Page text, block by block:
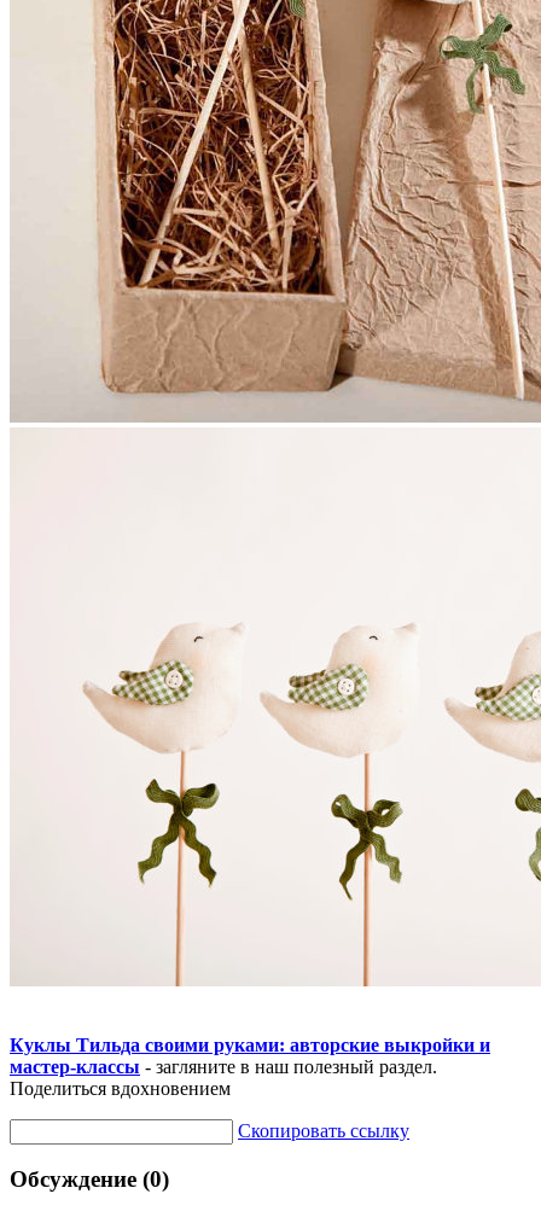
Куклы Тильда своими руками: авторские выкройки и
мастер-классы - загляните в наш полезный раздел.
Поделиться вдохновением
Скопировать ссылку
Обсуждение (0)